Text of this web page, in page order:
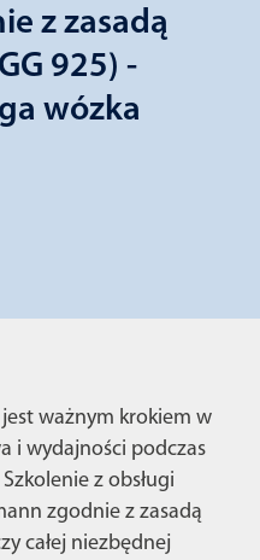
z zasadą
925) -
wózka
ważnym krokiem w
i wydajności podczas
z obsługi
zgodnie z zasadą
całej niezbędnej